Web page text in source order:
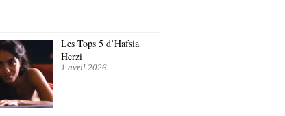
Les Tops 5 d’Hafsia
Herzi
1 avril 2026